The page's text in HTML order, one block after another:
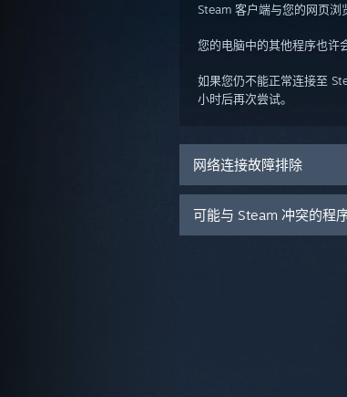
Steam 客户端与您的网页浏
您的电脑中的其他程序也许
如果您仍不能正常连接至
小时后再次尝试。
网络连接故障排除
可能与 Steam 冲突的程